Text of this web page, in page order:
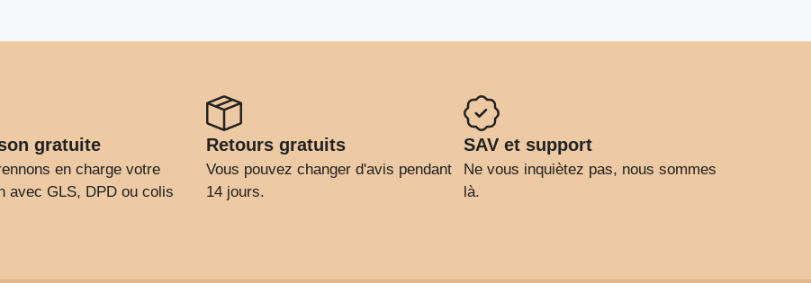
gratuite
en charge votre
avec GLS, DPD ou colis
Retours gratuits
Vous pouvez changer d'avis pendant
14 jours.
SAV et support
Ne vous inquiètez pas, nous sommes
là.